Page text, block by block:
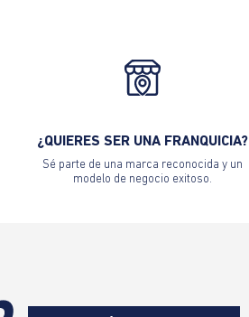
¿QUIERES SER UNA FRANQUICIA?
Sé parte de una marca reconocida y un
modelo de negocio exitoso.